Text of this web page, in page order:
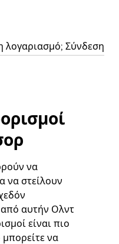
λογαριασμό; Σύνδεση
να
να στείλουν
αυτήν Ολντ
είναι πιο
να